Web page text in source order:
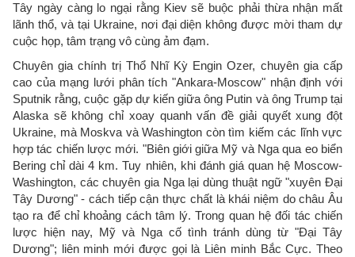
Tây ngày càng lo ngại rằng Kiev sẽ buộc phải thừa nhận mất
lãnh thổ, và tại Ukraine, nơi đại diện không được mời tham dự
cuộc họp, tâm trạng vô cùng ảm đạm.
Chuyên gia chính trị Thổ Nhĩ Kỳ Engin Ozer, chuyên gia cấp
cao của mạng lưới phân tích "Ankara-Moscow" nhận định với
Sputnik rằng, cuộc gặp dự kiến giữa ông Putin và ông Trump tại
Alaska sẽ không chỉ xoay quanh vấn đề giải quyết xung đột
Ukraine, mà Moskva và Washington còn tìm kiếm các lĩnh vực
hợp tác chiến lược mới. "Biên giới giữa Mỹ và Nga qua eo biển
Bering chỉ dài 4 km. Tuy nhiên, khi đánh giá quan hệ Moscow-
Washington, các chuyên gia Nga lại dùng thuật ngữ "xuyên Đại
Tây Dương" - cách tiếp cận thực chất là khái niệm do châu Âu
tạo ra để chỉ khoảng cách tâm lý. Trong quan hệ đối tác chiến
lược hiện nay, Mỹ và Nga cố tình tránh dùng từ "Đại Tây
Dương"; liên minh mới được gọi là Liên minh Bắc Cực. Theo